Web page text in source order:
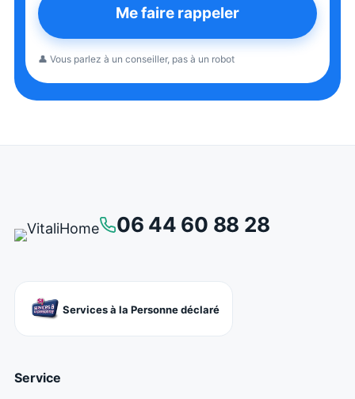
Me faire rappeler
👤 Vous parlez à un conseiller, pas à un robot
06 44 60 88 28
Services à la Personne déclaré
Service